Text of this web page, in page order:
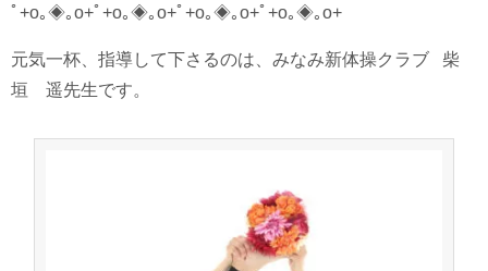
ﾟ+o｡◈｡o+ﾟ+o｡◈｡o+ﾟ+o｡◈｡o+ﾟ+o｡◈｡o+
元気一杯、指導して下さるのは、みなみ新体操クラブ
柴
垣 遥先生です。